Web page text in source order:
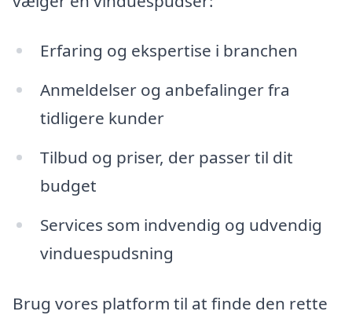
Erfaring og ekspertise i branchen
Anmeldelser og anbefalinger fra
tidligere kunder
Tilbud og priser, der passer til dit
budget
Services som indvendig og udvendig
vinduespudsning
Brug vores platform til at finde den rette